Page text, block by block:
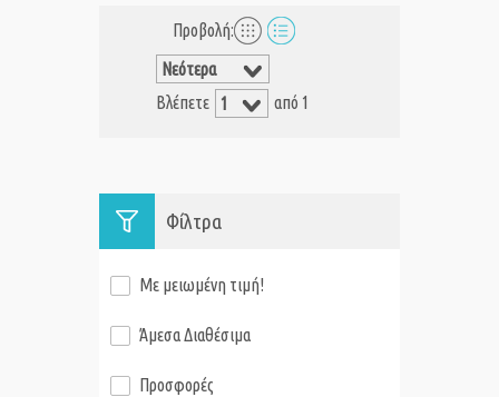
Προβολή:
Βλέπετε από 1
Φίλτρα
Με μειωμένη τιμή!
Άμεσα Διαθέσιμα
Προσφορές